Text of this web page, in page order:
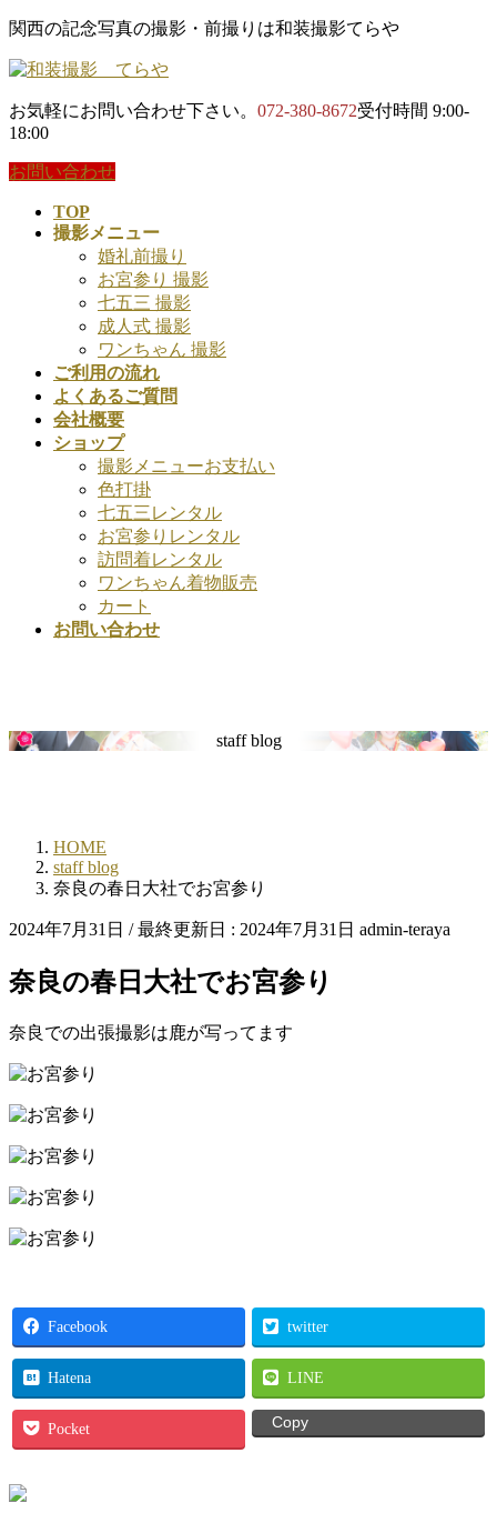
コ
テ
ツ
に
移
ナ
ゲ
シ
ョ
ン
関西の記念写真の撮影・前撮りは和装撮影てらや
お気軽にお問い合わせ下さい。 072-380-8672受付時間 9:00-
18:00
お問い合わせ
TOP
撮影メニュー
婚礼前撮り
お宮参り 撮影
七五三 撮影
成人式 撮影
ワンちゃん 撮影
ご利用の流れ
よくあるご質問
会社概要
ショップ
撮影メニューお支払い
色打掛
七五三レンタル
お宮参りレンタル
訪問着レンタル
ワンちゃん着物販売
カート
お問い合わせ
staff blog
HOME
staff blog
奈良の春日大社でお宮参り
2024年7月31日 / 最終更新日 : 2024年7月31日 admin-teraya
奈良の春日大社でお宮参り
奈良での出張撮影は鹿が写ってます
Facebook twitter
Hatena LINE
Pocket Copy